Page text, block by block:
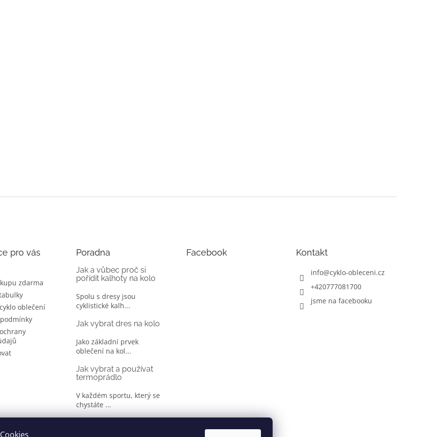
pro vás
zdarma
oblečení
Poradna
Jak a vůbec proč si
pořídit kalhoty na kolo
Spolu s dresy jsou
cyklistické kalh...
Jak vybrat dres na kolo
Jako základní prvek
oblečení na kol...
Jak vybrat a používat
termoprádlo
V každém sportu, který se
chystáte ...
Facebook Kontakt
info@cyklo-obleceni.cz
+420777081700
jsme na facebooku